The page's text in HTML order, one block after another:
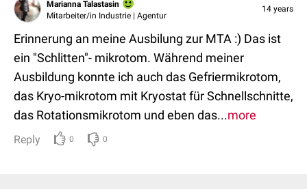
Marianna Talastasin
Mitarbeiter/in Industrie | Agentur
14 years
Erinnerung an meine Ausbilung zur MTA :) Das ist
ein "Schlitten"- mikrotom. Während meiner
Ausbildung konnte ich auch das Gefriermikrotom,
das Kryo-mikrotom mit Kryostat für Schnellschnitte,
das Rotationsmikrotom und eben das...more
Reply 0 0